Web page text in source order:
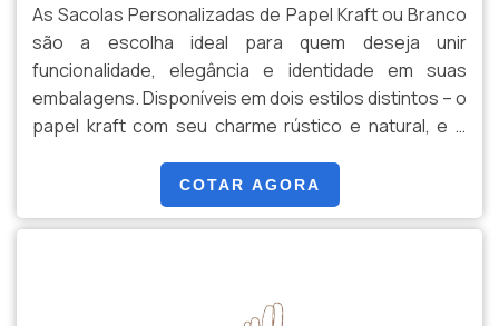
conscientes.
As Sacolas Personalizadas de Papel Kraft ou Branco
são a escolha ideal para quem deseja unir
funcionalidade, elegância e identidade em suas
embalagens. Disponíveis em dois estilos distintos – o
papel kraft com seu charme rústico e natural, e o
– essas sacolas oferecem versatilidade para
atender a diversas necessidades e preferências.
Características: Personalização Total: Adapte a
especiais ou designs criativos, suas sacolas se
COTAR AGORA